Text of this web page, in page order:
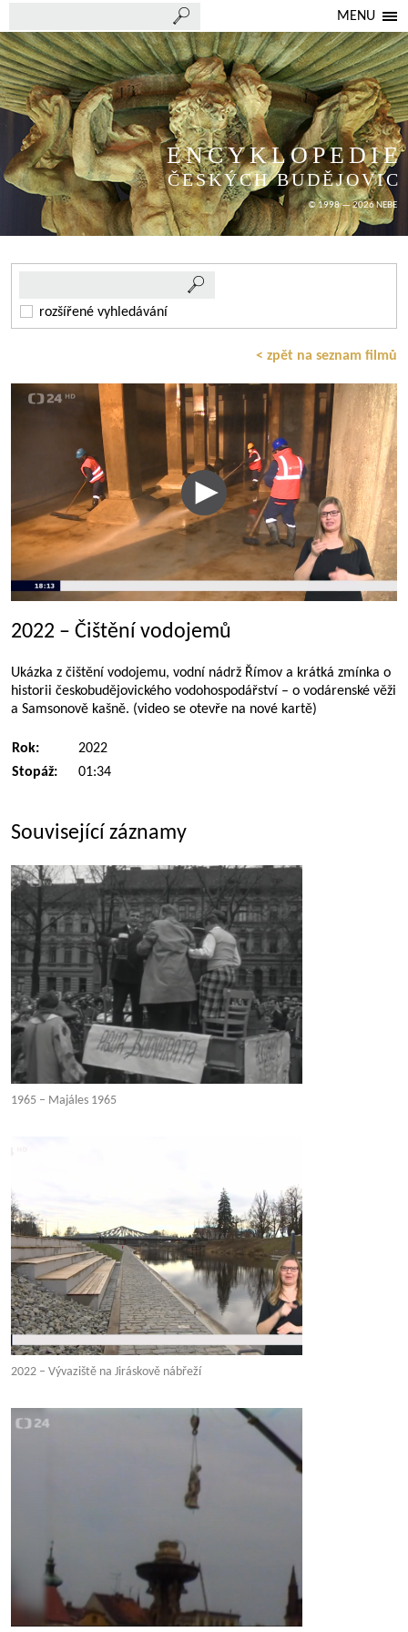
MENU
ENCYKLOPEDIE
ČESKÝCH BUDĚJOVIC
© 1998 — 2026 NEBE
rozšířené vyhledávání
< zpět na seznam filmů
2022 – Čištění vodojemů
Ukázka z čištění vodojemu, vodní nádrž Římov a krátká zmínka o
historii českobudějovického vodohospodářství – o vodárenské věži
a Samsonově kašně. (video se otevře na nové kartě)
Rok:
2022
Stopáž:
01:34
Související záznamy
1965 – Majáles 1965
2022 – Vývaziště na Jiráskově nábřeží